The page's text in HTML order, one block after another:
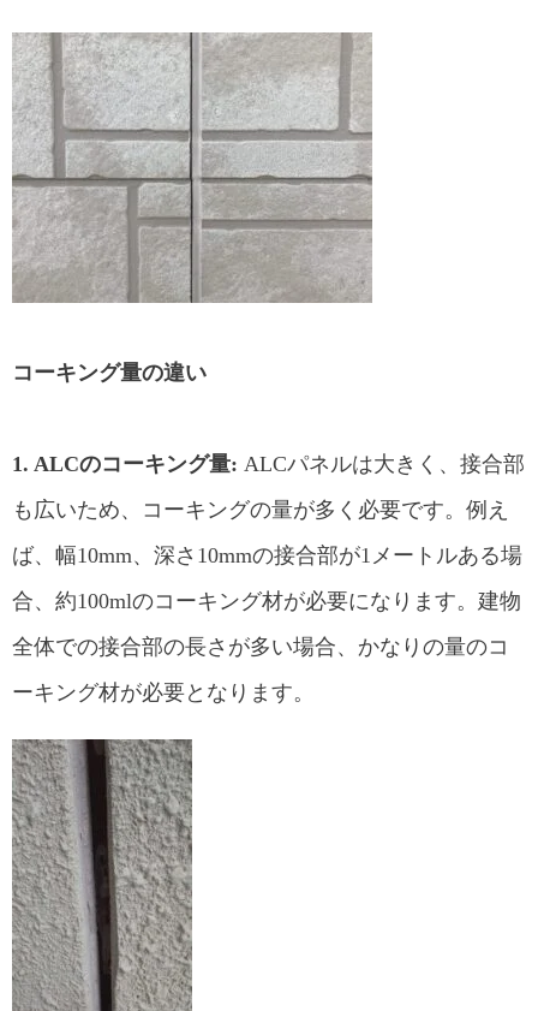
コーキング量の違い
1. ALCのコーキング量: ALCパネルは大きく、接合部
も広いため、コーキングの量が多く必要です。例え
ば、幅10mm、深さ10mmの接合部が1メートルある場
合、約100mlのコーキング材が必要になります。建物
全体での接合部の長さが多い場合、かなりの量のコ
ーキング材が必要となります。